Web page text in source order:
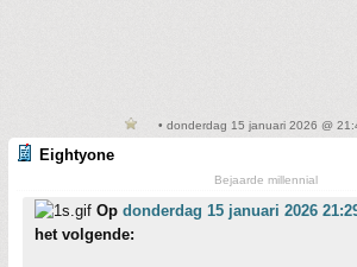
• donderdag 15 januari 2026 @
Eightyone
Bejaarde millennial
Op donderdag 15 januari 2026
het volgende: